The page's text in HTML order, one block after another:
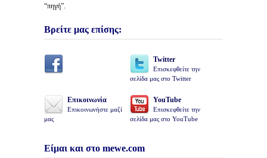
“πηγή”.
Βρείτε μας επίσης:
Twitter
Επισκεφθείτε την
σελίδα μας στο Twitter
Επικοινωνία
Επικοινωνήστε μαζί
μας
YouTube
Επισκεφθείτε την
σελίδα μας στο YouTube
Είμαι και στο mewe.com